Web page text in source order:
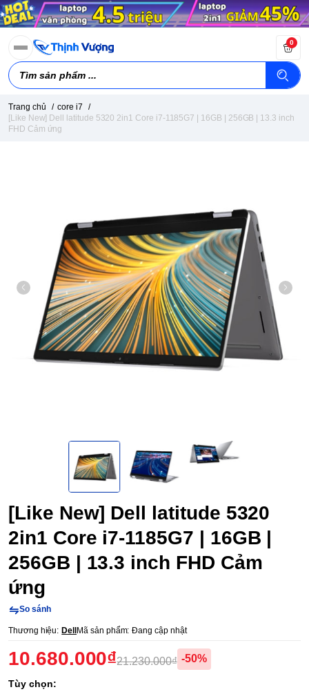
0
Trang chủ / core i7
/
[Like New] Dell latitude 5320 2in1 Core i7-1185G7 | 16GB | 256GB | 13.3 inch
FHD Cảm ứng
[Like New] Dell latitude 5320
2in1 Core i7-1185G7 | 16GB |
256GB | 13.3 inch FHD Cảm
ứng
So sánh
Thương hiệu: Dell Mã sản phẩm: Đang cập nhật
10.680.000₫21.230.000₫ -50%
Tùy chọn: